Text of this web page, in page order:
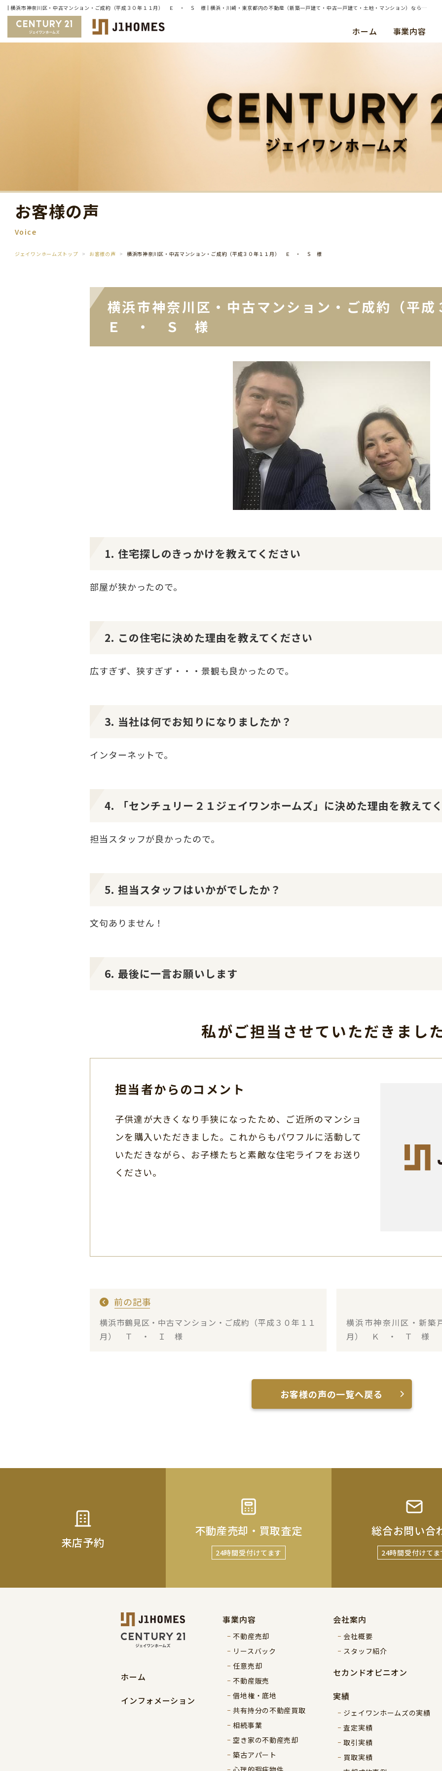
| 横浜市神奈川区・中古マンション・ご成約（平成３０年１１月） Ｅ ・ Ｓ 様 | 横浜・川崎・東京都内の不動産（新築一戸建て・中古一戸建て・土地・マンション）ならセンチュリー21ジェイワンホームズ
ホーム 事業内容
お客様の声
Voice
ジェイワンホームズトップ お客様の声 横浜市神奈川区・中古マンション・ご成約（平成３０年１１月） Ｅ ・ Ｓ 様
横浜市神奈川区・中古マンション・ご成約（平
Ｅ ・ Ｓ 様
1. 住宅探しのきっかけを教えてください
部屋が狭かったので。
2. この住宅に決めた理由を教えてください
広すぎず、狭すぎず・・・景観も良かったので。
3. 当社は何でお知りになりましたか？
インターネットで。
4. 「センチュリー２１ジェイワンホームズ」に決めた理由を教えて
担当スタッフが良かったので。
5. 担当スタッフはいかがでしたか？
文句ありません！
6. 最後に一言お願いします
私がご担当させていただきまし
担当者からのコメント
子供達が大きくなり手狭になったため、ご近所のマンショ
ンを購入いただきました。これからもパワフルに活動して
いただきながら、お子様たちと素敵な住宅ライフをお送り
ください。
前の記事
横浜市鶴見区・中古マンション・ご成約（平成３０年１１
月） Ｔ ・ Ｉ 様
横浜市神奈川区・新築
月） Ｋ ・ Ｔ 様
お客様の声の一覧へ戻る
来店予約
不動産売却・買取査定
24時間受付けてます
総合お問い合
24時間受付けてま
ホーム
インフォメーション
事業内容
不動産売却
リースバック
任意売却
不動産販売
借地権・底地
共有持分の不動産買取
相続事業
空き家の不動産売却
築古アパート
会社案内
会社概要
スタッフ紹介
セカンドオピニオン
実績
ジェイワンホームズの実績
査定実績
取引実績
買取実績